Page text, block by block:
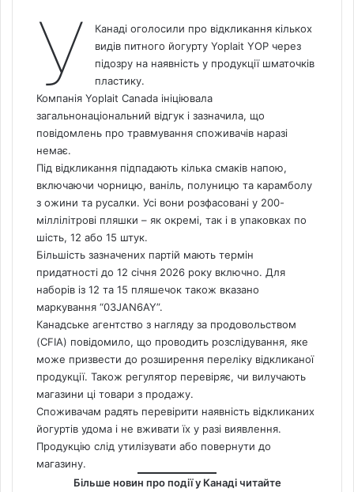
У
Канаді оголосили про відкликання кількох
видів питного йогурту Yoplait YOP через
підозру на наявність у продукції шматочків
пластику.
Компанія Yoplait Canada ініціювала
загальнонаціональний відгук і зазначила, що
повідомлень про травмування споживачів наразі
немає.
Під відкликання підпадають кілька смаків напою,
включаючи чорницю, ваніль, полуницю та карамболу
з ожини та русалки. Усі вони розфасовані у 200-
міллілітрові пляшки – як окремі, так і в упаковках по
шість, 12 або 15 штук.
Більшість зазначених партій мають термін
придатності до 12 січня 2026 року включно. Для
наборів із 12 та 15 пляшечок також вказано
маркування “03JAN6AY”.
Канадське агентство з нагляду за продовольством
(CFIA) повідомило, що проводить розслідування, яке
може призвести до розширення переліку відкликаної
продукції. Також регулятор перевіряє, чи вилучають
магазини ці товари з продажу.
Споживачам радять перевірити наявність відкликаних
йогуртів удома і не вживати їх у разі виявлення.
Продукцію слід утилізувати або повернути до
магазину.
Більше новин про події у Канаді читайте